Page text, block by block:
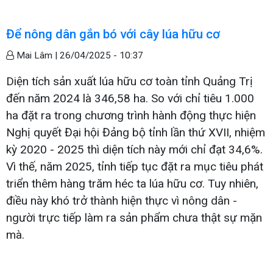
Để nông dân gắn bó với cây lúa hữu cơ
Mai Lâm | 26/04/2025 - 10:37
Diện tích sản xuất lúa hữu cơ toàn tỉnh Quảng Trị
đến năm 2024 là 346,58 ha. So với chỉ tiêu 1.000
ha đặt ra trong chương trình hành động thực hiện
Nghị quyết Đại hội Đảng bộ tỉnh lần thứ XVII, nhiệm
kỳ 2020 - 2025 thì diện tích này mới chỉ đạt 34,6%.
Vì thế, năm 2025, tỉnh tiếp tục đặt ra mục tiêu phát
triển thêm hàng trăm héc ta lúa hữu cơ. Tuy nhiên,
điều này khó trở thành hiện thực vì nông dân -
người trực tiếp làm ra sản phẩm chưa thật sự mặn
mà.